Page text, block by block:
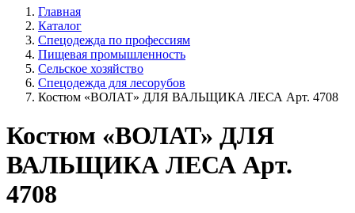
Главная
Каталог
Спецодежда по профессиям
Пищевая промышленность
Сельское хозяйство
Спецодежда для лесорубов
Костюм «ВОЛАТ» ДЛЯ ВАЛЬЩИКА ЛЕСА Арт. 4708
Костюм «ВОЛАТ» ДЛЯ
ВАЛЬЩИКА ЛЕСА Арт.
4708